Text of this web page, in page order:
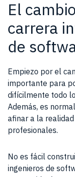
El
carrera
de
Empiezo por el
importante para
difícilmente todo
Además, es
afinar a la
profesionales.
No es fácil
ingenieros de